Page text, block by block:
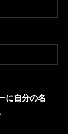
に自分の名